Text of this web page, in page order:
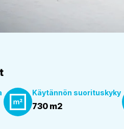
Käytännön suorituskyky
730 m2